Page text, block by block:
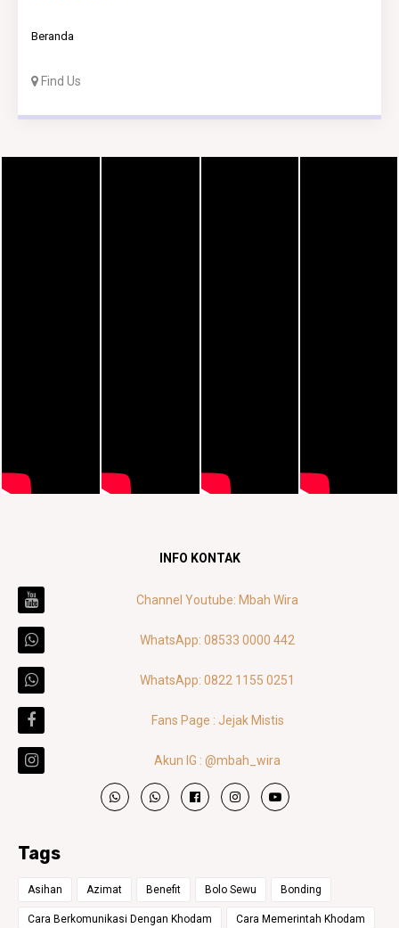
Beranda
Find Us
INFO KONTAK
Channel Youtube: Mbah Wira
WhatsApp: 08533 0000 442
WhatsApp: 0822 1155 0251
Fans Page : Jejak Mistis
Akun IG : @mbah_wira
Tags
Asihan Azimat Benefit Bolo Sewu Bonding
Cara Berkomunikasi Dengan Khodam Cara Memerintah Khodam